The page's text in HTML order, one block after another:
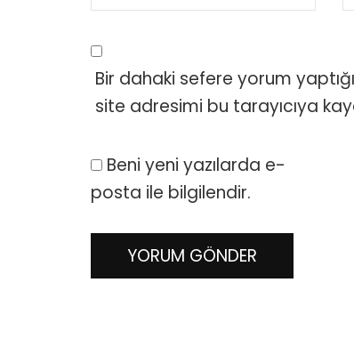
Bir dahaki sefere yorum
site adresimi bu tarayıcıya
Beni yeni yazılarda e-
posta ile bilgilendir.